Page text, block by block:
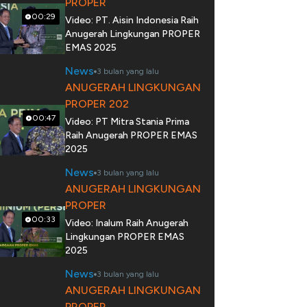
00:29
Video: PT. Aisin Indonesia Raih
Anugerah Lingkungan PROPER
EMAS 2025
News 3 bulan yang lalu
00:47
ANUGERAH LINGKUNGAN
PROPER 202
Video: PT Mitra Stania Prima
Raih Anugerah PROPER EMAS
2025
News 3 bulan yang lalu
00:33
ANUGERAH LINGKUNGAN
PROPER
Video: Inalum Raih Anugerah
Lingkungan PROPER EMAS
2025
News 3 bulan yang lalu
ANUGERAH LINGKUNGAN